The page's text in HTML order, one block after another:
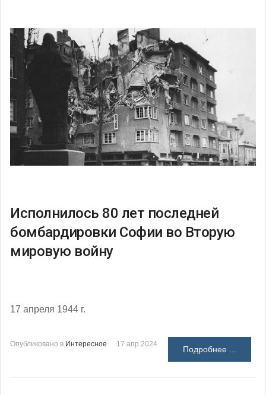
Исполнилось 80 лет последней
бомбардировки Софии во Вторую
мировую войну
17 апреля 1944 г.
Опубликовано в Интересное 17 апр 2024
Подробнее ...